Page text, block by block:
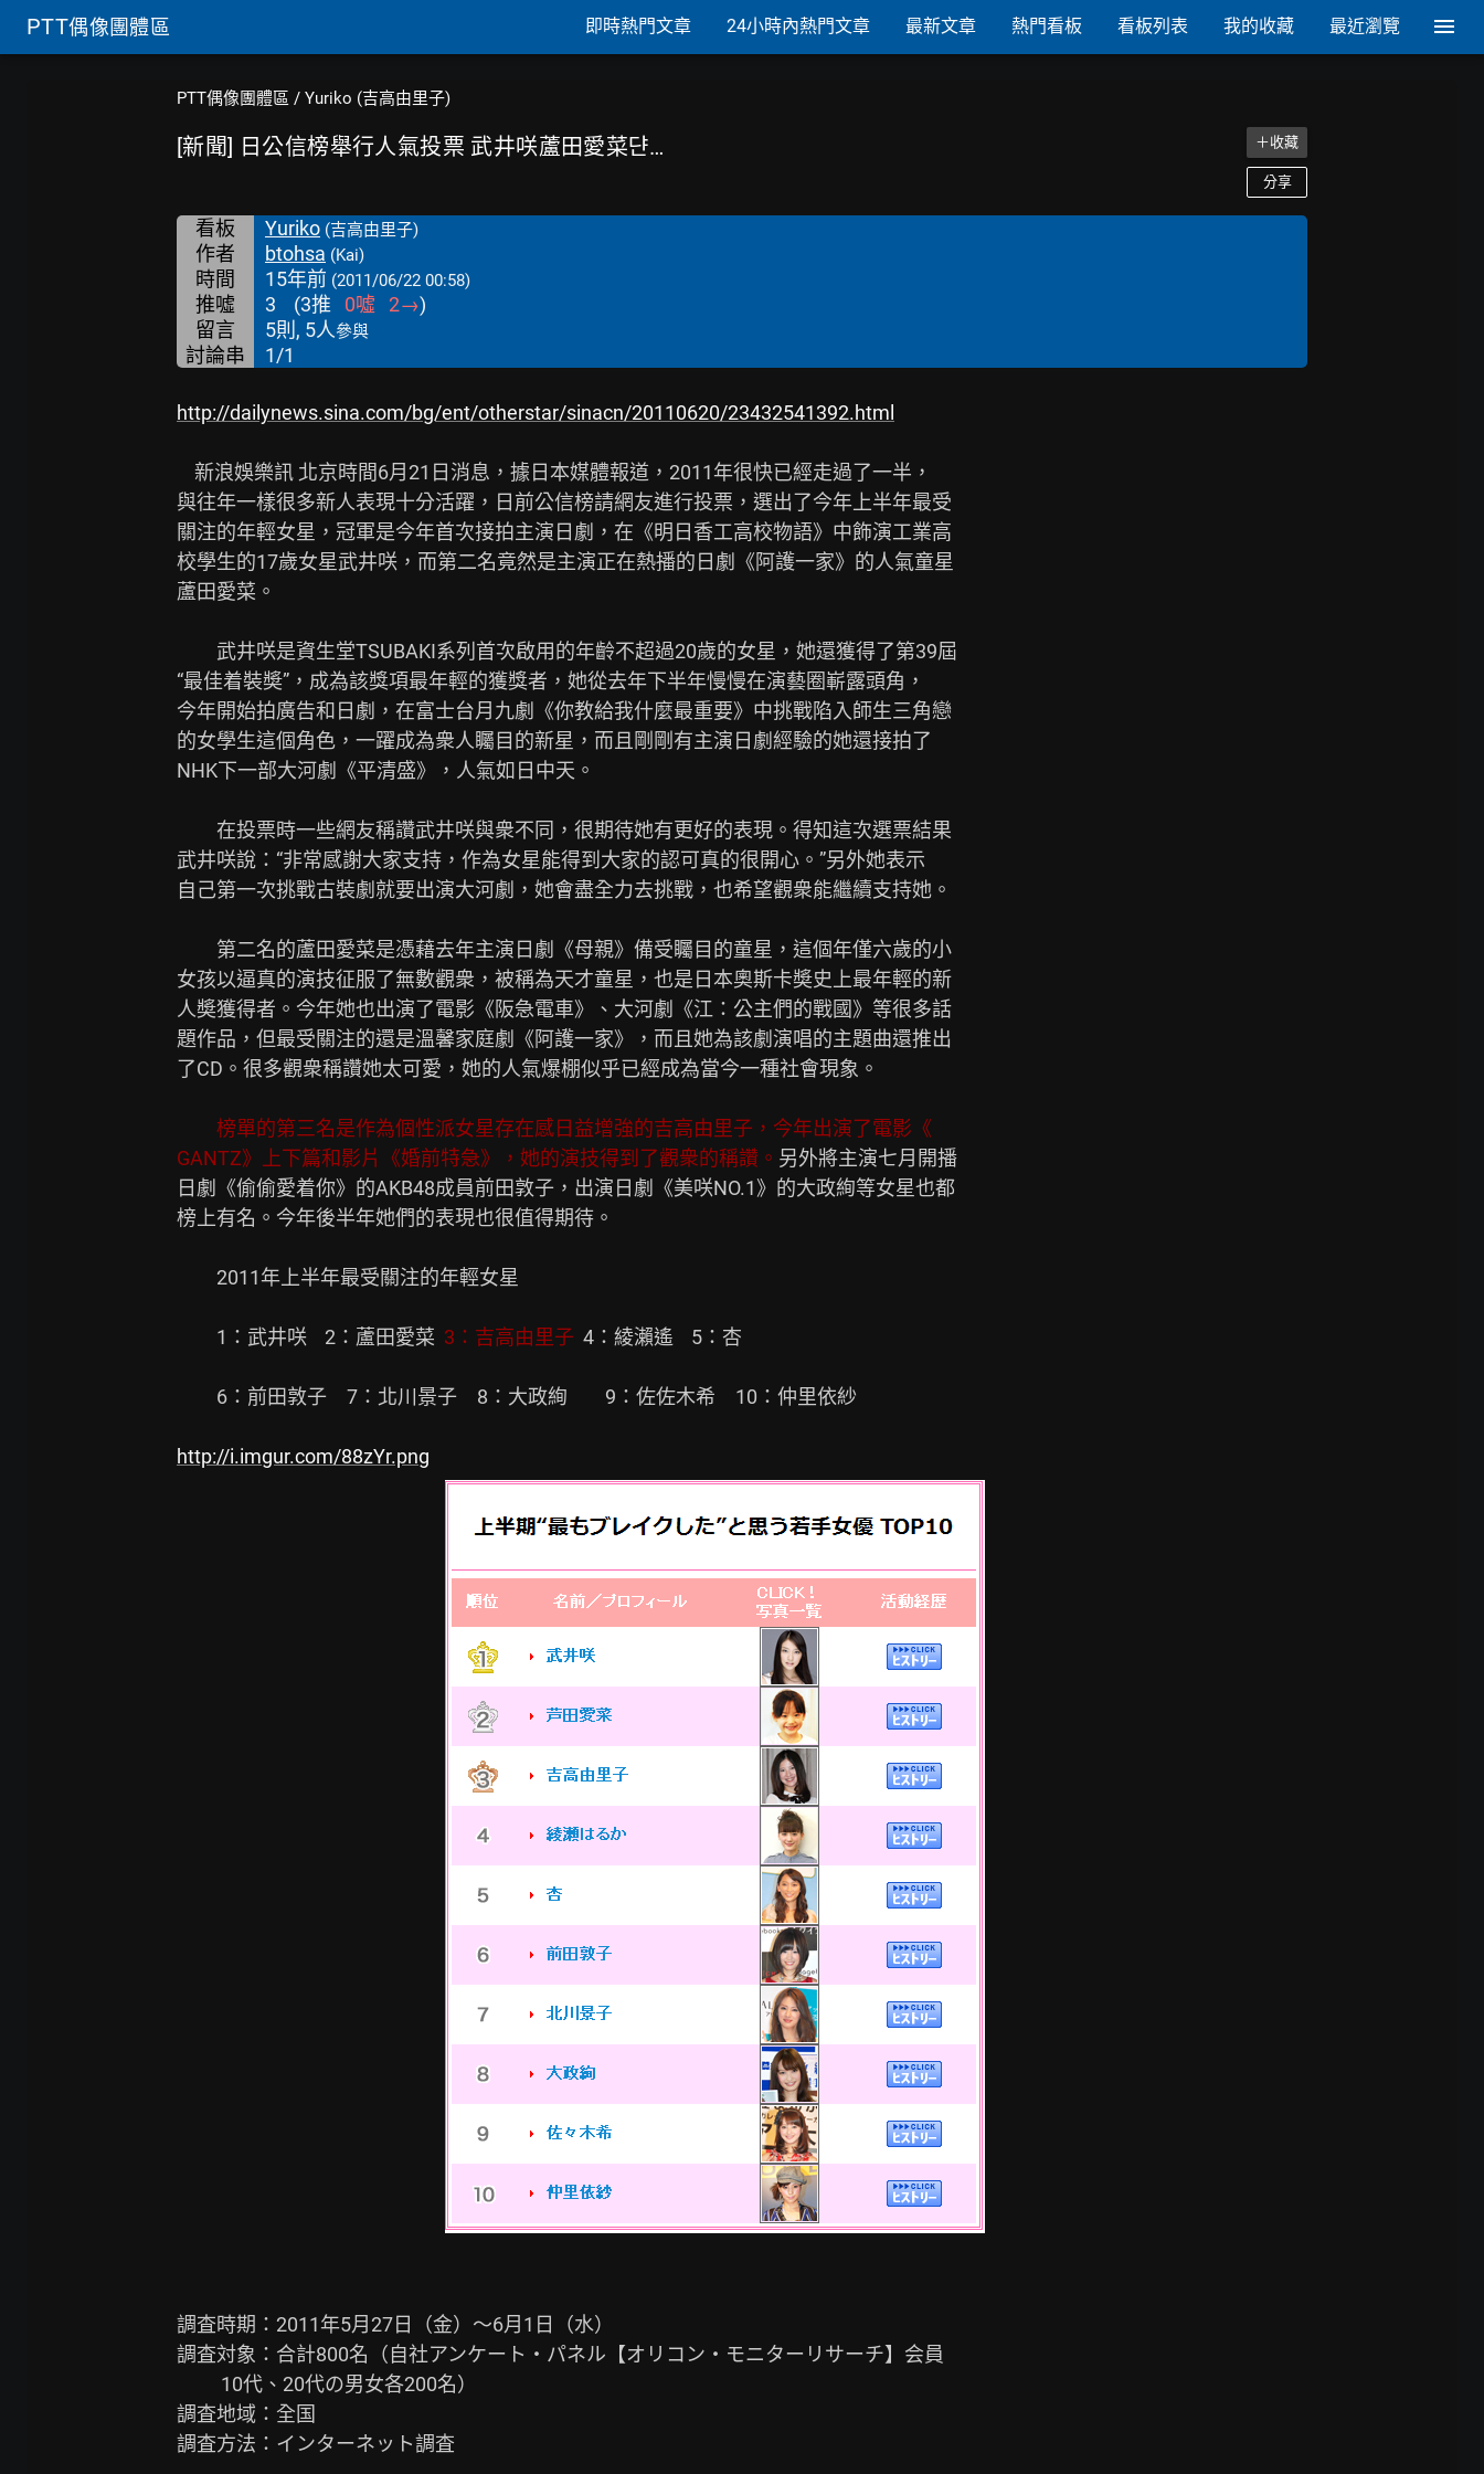
PTT偶像團體區 即時熱門文章 24小時內熱門文章 最新文章 熱門看板 看板列表 我的收藏 最近瀏覽
PTT偶像團體區 / Yuriko (吉高由里子)
[新聞] 日公信榜舉行人氣投票 武井咲蘆田愛菜댠… ＋收藏
分享
看板 Yuriko (吉高由里子)
作者 btohsa (Kai)
時間 15年前 (2011/06/22 00:58)
推噓 3 (3推 0噓 2→)
留言
5則, 5人參與
討論串 1/1
http://dailynews.sina.com/bg/ent/otherstar/sinacn/20110620/23432541392.html
與往年一樣很多新人表現十分活躍，日前公信榜請網友進行投票，選出了今年上半年最受
關注的年輕女星，冠軍是今年首次接拍主演日劇，在《明日香工高校物語》中飾演工業高
校學生的17歲女星武井咲，而第二名竟然是主演正在熱播的日劇《阿護一家》的人氣童星
蘆田愛菜。
武井咲是資生堂TSUBAKI系列首次啟用的年齡不超過20歲的女星，她還獲得了第39屆
“最佳着裝奬”，成為該獎項最年輕的獲獎者，她從去年下半年慢慢在演藝圈嶄露頭角，
今年開始拍廣告和日劇，在富士台月九劇《你教給我什麼最重要》中挑戰陷入師生三角戀
的女學生這個角色，一躍成為衆人矚目的新星，而且剛剛有主演日劇經驗的她還接拍了
NHK下一部大河劇《平清盛》，人氣如日中天。
在投票時一些網友稱讚武井咲與衆不同，很期待她有更好的表現。得知這次選票結果
武井咲說：“非常感謝大家支持，作為女星能得到大家的認可真的很開心。”另外她表示
自己第一次挑戰古裝劇就要出演大河劇，她會盡全力去挑戰，也希望觀衆能繼續支持她。
第二名的蘆田愛菜是憑藉去年主演日劇《母親》備受矚目的童星，這個年僅六歲的小
女孩以逼真的演技征服了無數觀衆，被稱為天才童星，也是日本奧斯卡奬史上最年輕的新
人奬獲得者。今年她也出演了電影《阪急電車》、大河劇《江：公主們的戰國》等很多話
題作品，但最受關注的還是溫馨家庭劇《阿護一家》，而且她為該劇演唱的主題曲還推出
了CD。很多觀衆稱讚她太可愛，她的人氣爆棚似乎已經成為當今一種社會現象。
榜單的第三名是作為個性派女星存在感日益增強的吉高由里子，今年出演了電影《
GANTZ》上下篇和影片《婚前特急》，她的演技得到了觀衆的稱讚。 另外將主演七月開播
日劇《偷偷愛着你》的AKB48成員前田敦子，出演日劇《美咲NO.1》的大政絢等女星也都
榜上有名。今年後半年她們的表現也很值得期待。
2011年上半年最受關注的年輕女星
1：武井咲    2：蘆田愛菜 3：吉高由里子
  4：綾瀨遙    5：杏
6：前田敦子　7：北川景子　8：大政絢　    9：佐佐木希　10：仲里依紗
http://i.imgur.com/88zYr.png
調査時期：2011年5月27日（金）～6月1日（水）
調査対象：合計800名（自社アンケート・パネル【オリコン・モニターリサーチ】会員
調査地域：全国
調査方法：インターネット調査